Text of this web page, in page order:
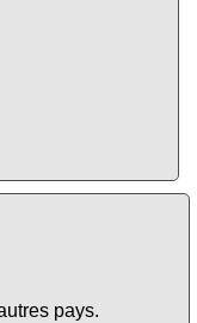
pays.